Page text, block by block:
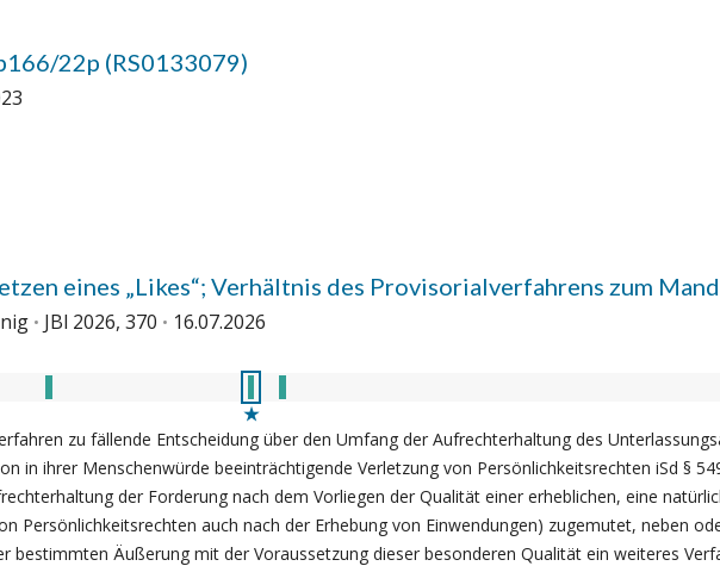
22p (RS0133079)
eines „Likes“; Verhältnis des Provisorialverfahrens zum
JBl 2026, 370 16.07.2026
zu fällende Entscheidung über den Umfang der Aufrechterhaltung des
in ihrer Menschenwürde beeinträchtigende Verletzung von Persönlichkeitsrechten iSd §
der Forderung nach dem Vorliegen der Qualität einer erheblichen, eine
Persönlichkeitsrechten auch nach der Erhebung von Einwendungen) zugemutet, neben
bestimmten Äußerung mit der Voraussetzung dieser besonderen Qualität ein weiteres